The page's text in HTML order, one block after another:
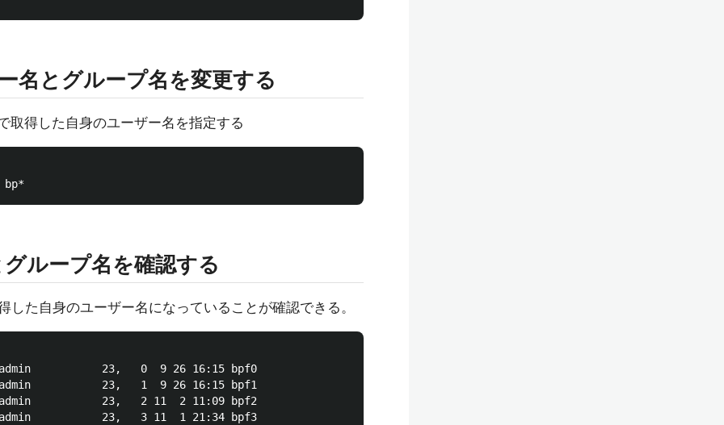
名とグループ名を変更する
取得した自身のユーザー名を指定する
ループ名を確認する
した自身のユーザー名になっていることが確認できる。
23,   0  9 26 16:15 bpf0
23,   1  9 26 16:15 bpf1
23,   2 11  2 11:09 bpf2
23,   3 11  1 21:34 bpf3